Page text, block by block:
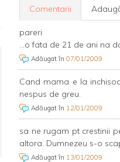
Comentarii
pareri
...o fata de 21 de ani na
Adăugat în07/01/2009
Cand mama e la
nespus de greu.
Adăugat în 12/01/2009
sa ne rugam pt crestinii
altora. Dumnezeu s-o
Adăugat în 13/01/2009